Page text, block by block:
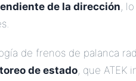
de la dirección,
de frenos de palanca
de estado, que ATEK